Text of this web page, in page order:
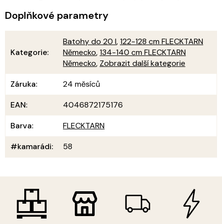
Doplňkové parametry
Kategorie:
Batohy do 20 l,122-128 cm FLECKTARN
Německo,134-140 cm FLECKTARN
Německo, Zobrazit další kategorie
Záruka:
24 měsíců
EAN:
4046872175176
Barva:
FLECKTARN
#kamarádi: 58